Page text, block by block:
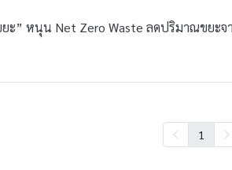
ะ” หนุน Net Zero Waste ลดปริมาณขยะจ
1